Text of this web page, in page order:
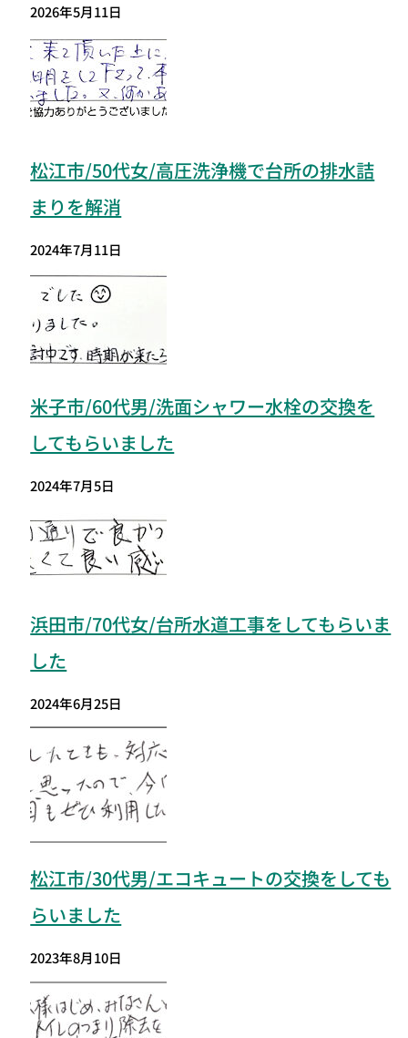
2026年5月11日
松江市/50代女/高圧洗浄機で台所の排水詰
まりを解消
2024年7月11日
米子市/60代男/洗面シャワー水栓の交換を
してもらいました
2024年7月5日
浜田市/70代女/台所水道工事をしてもらいま
した
2024年6月25日
松江市/30代男/エコキュートの交換をしても
らいました
2023年8月10日